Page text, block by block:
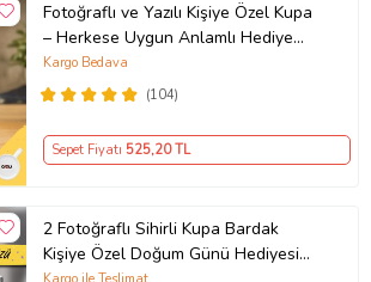
Fotoğraflı ve Yazılı Kişiye Özel Kupa
– Herkese Uygun Anlamlı Hediye
Porselen Baskılı Kupa (Beyaz)
(104)
Kargo Bedava
Sepet Fiyatı 525,20 TL
2 Fotoğraflı Sihirli Kupa Bardak
Kişiye Özel Doğum Günü Hediyesi